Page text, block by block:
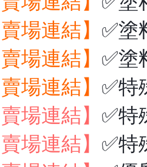
賣場連結】 ✅塗
賣場連結】 ✅塗
賣場連結】 ✅特
賣場連結】 ✅特
賣場連結】 ✅特